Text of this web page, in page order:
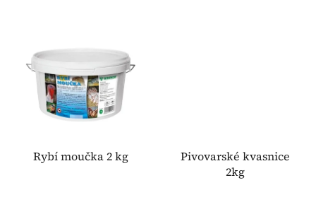
Rybí moučka 2 kg
Pivovarské kvasnice
2kg